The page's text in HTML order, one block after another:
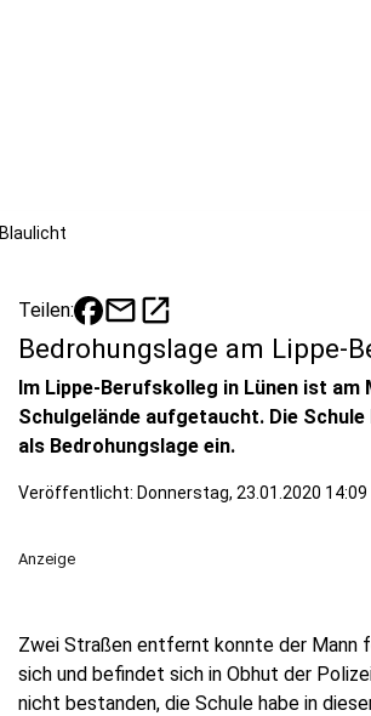
Blaulicht
Teilen: mailopen_in_new
Bedrohungslage am Lippe-
Im Lippe-Berufskolleg in Lünen ist
Schulgelände aufgetaucht. Die
als Bedrohungslage ein.
Veröffentlicht: Donnerstag, 23.01.2020 14:09
Anzeige
Zwei Straßen entfernt konnte der Mann
sich und befindet sich in Obhut der
nicht bestanden, die Schule habe in